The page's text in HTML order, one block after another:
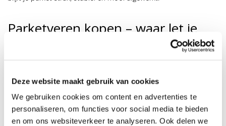
Deze website maakt gebruik van cookies
We gebruiken cookies om content en advertenties te
personaliseren, om functies voor social media te bieden
en om ons websiteverkeer te analyseren. Ook delen we
Parketveren kopen – waar let je
Als je parketveren gaat kopen, is het belangrijk om op een paar
want een te dunne of te dikke veer kan de vloerspanning niet
goed opvangen.
Daarnaast is het type plaatsing van de vloer van belang; een